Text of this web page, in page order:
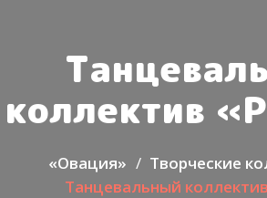
коллектив
«Овация»
Творческие
Танцевальный